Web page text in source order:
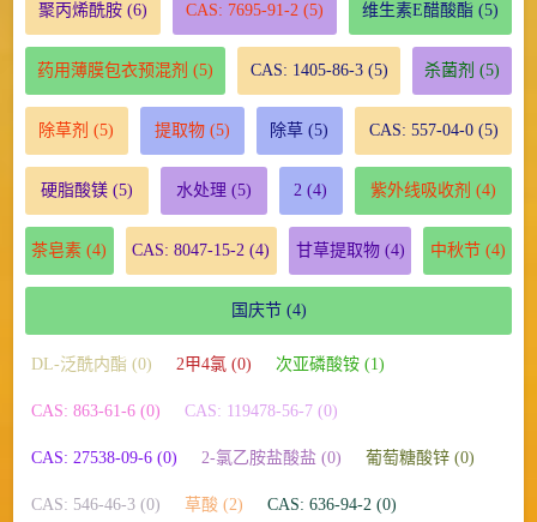
聚丙烯酰胺(6) CAS: 7695-91-2 (5) 维生素E醋酸酯 (5)
药用薄膜包衣预混剂 (5) CAS: 1405-86-3(5) 杀菌剂 (5)
除草剂 (5) 提取物(5) 除草 (5) CAS: 557-04-0(5)
硬脂酸镁(5) 水处理 (5) 2 (4) 紫外线吸收剂 (4)
茶皂素 (4) CAS: 8047-15-2 (4) 甘草提取物(4) 中秋节(4)
国庆节(4)
DL-泛酰内酯 (0) 2甲4氯 (0) 次亚磷酸铵 (1)
CAS: 863-61-6 (0) CAS: 119478-56-7 (0)
CAS: 27538-09-6 (0) 2-氯乙胺盐酸盐 (0) 葡萄糖酸锌 (0)
CAS: 546-46-3 (0) 草酸 (2) CAS: 636-94-2 (0)